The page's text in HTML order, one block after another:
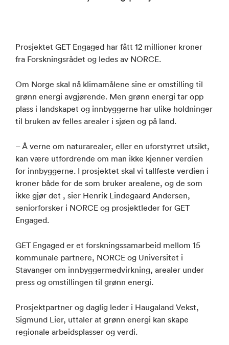
Prosjektet GET Engaged har fått 12 millioner kroner
fra Forskningsrådet og ledes av NORCE.
Om Norge skal nå klimamålene sine er omstilling til
grønn energi avgjørende. Men grønn energi tar opp
plass i landskapet og innbyggerne har ulike holdninger
til bruken av felles arealer i sjøen og på land.
– Å verne om naturarealer, eller en uforstyrret utsikt,
kan være utfordrende om man ikke kjenner verdien
for innbyggerne. I prosjektet skal vi tallfeste verdien i
kroner både for de som bruker arealene, og de som
ikke gjør det , sier Henrik Lindegaard Andersen,
seniorforsker i NORCE og prosjektleder for GET
Engaged.
GET Engaged er et forskningssamarbeid mellom 15
kommunale partnere, NORCE og Universitet i
Stavanger om innbyggermedvirkning, arealer under
press og omstillingen til grønn energi.
Prosjektpartner og daglig leder i Haugaland Vekst,
Sigmund Lier, uttaler at grønn energi kan skape
regionale arbeidsplasser og verdi.